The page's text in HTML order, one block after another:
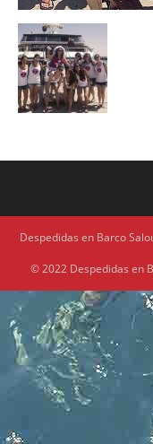
Despedidas en Barco
© 2022 Despedidas en